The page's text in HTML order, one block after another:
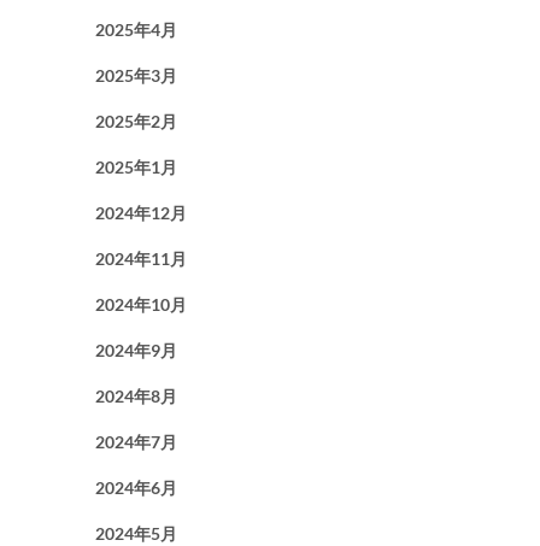
2025年4月
2025年3月
2025年2月
2025年1月
2024年12月
2024年11月
2024年10月
2024年9月
2024年8月
2024年7月
2024年6月
2024年5月